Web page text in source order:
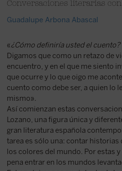
Conversaciones literarias
Guadalupe Arbona Abascal
«¿Cómo definiría usted el cuento?
Digamos que como un retazo de
encuentro, y en el que me siento
que ocurre y lo que oigo me
cuento como debe ser, a quien lo
mismo».
Así comienzan estas
Lozano, una figura única y
gran literatura española
tarea es sólo una: contar historias
los colores del mundo. Por estas
pena entrar en los mundos